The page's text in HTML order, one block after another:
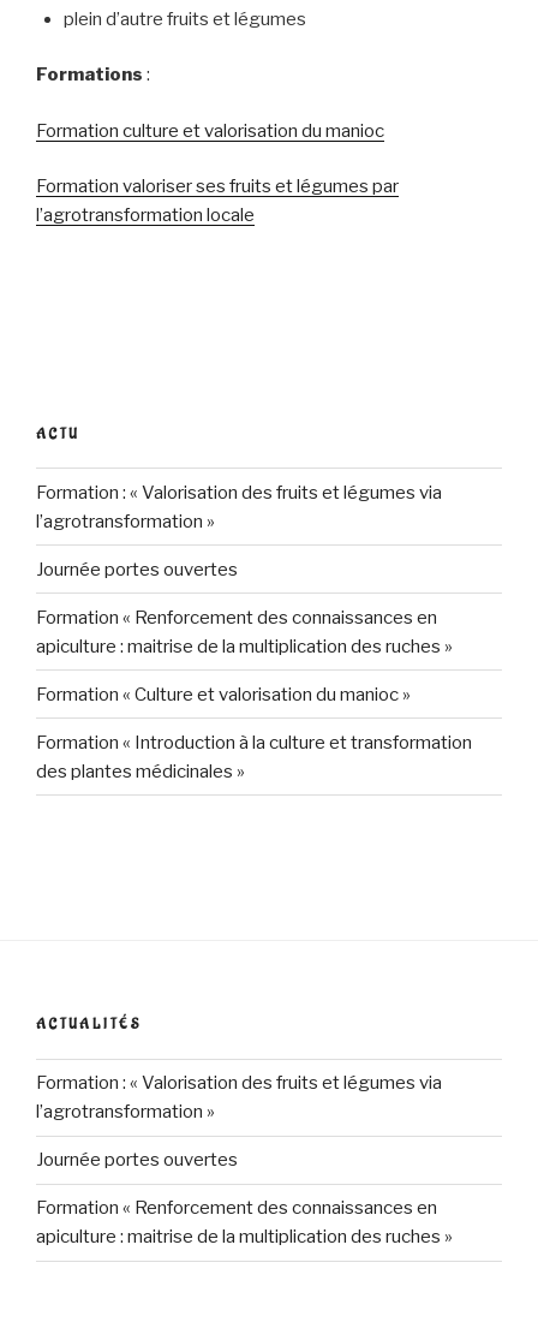
plein d’autre fruits et légumes
Formations :
Formation culture et valorisation du manioc
Formation valoriser ses fruits et légumes par
l’agrotransformation locale
ACTU
Formation : « Valorisation des fruits et légumes via
l’agrotransformation »
Journée portes ouvertes
Formation « Renforcement des connaissances en
apiculture : maitrise de la multiplication des ruches »
Formation « Culture et valorisation du manioc »
Formation « Introduction à la culture et transformation
des plantes médicinales »
ACTUALITÉS
Formation : « Valorisation des fruits et légumes via
l’agrotransformation »
Journée portes ouvertes
Formation « Renforcement des connaissances en
apiculture : maitrise de la multiplication des ruches »